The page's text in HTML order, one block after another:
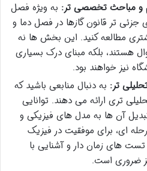
و مباحث تخصصی تر: به ویژه فصل
تر قانون گازها در فصل دما و
مطالعه کنید. این بخش ها نه
هستند، بلکه مبنای درک بسیاری
نیز خواهند بود.
تر: به دنبال منابعی باشید که
تری ارائه می دهند. توانایی
آن ها به مدل های فیزیکی و
ای، برای موفقیت در فیزیک
های زمان دار و آشنایی با
ضروری است.